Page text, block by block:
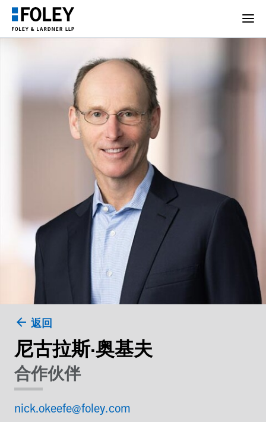
返回
尼古拉斯·奥基夫
合作伙伴
nick.okeefe@foley.com